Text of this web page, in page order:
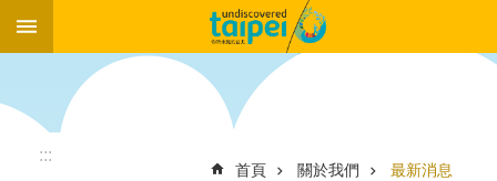
跳到主要內容區塊
:::
首頁 關於我們 最新消息